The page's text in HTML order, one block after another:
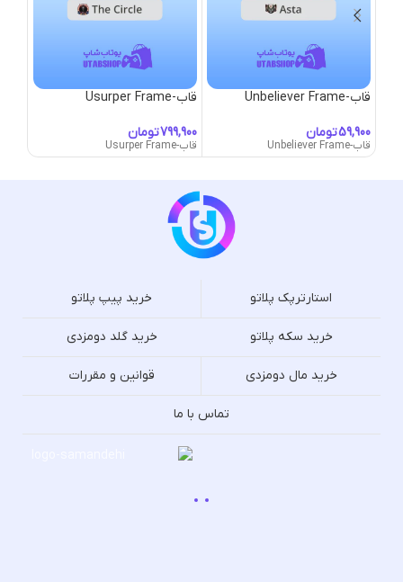
قاب-Unbeliever Frame
تومان
قاب-Unbeliever Frame
قاب-Usurper Frame
تومان
قاب-Usurper Frame
استارترپک پلاتو خرید پیپ پلاتو
خرید سکه پلاتو خرید گلد دومزدی
خرید مال دومزدی قوانین و مقررات
تماس با ما